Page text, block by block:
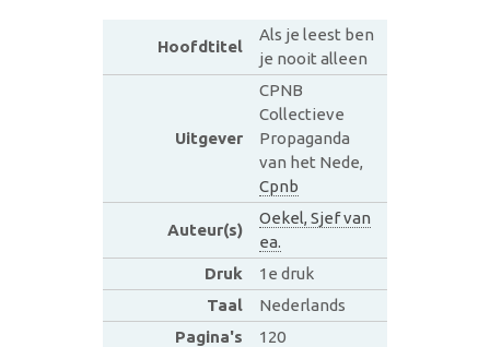
Hoofdtitel
Als je leest ben
je nooit alleen
Uitgever
CPNB
Collectieve
Propaganda
van het Nede,
Cpnb
Auteur(s)
Oekel, Sjef van
ea.
Druk
1e druk
Taal
Nederlands
Pagina's
120